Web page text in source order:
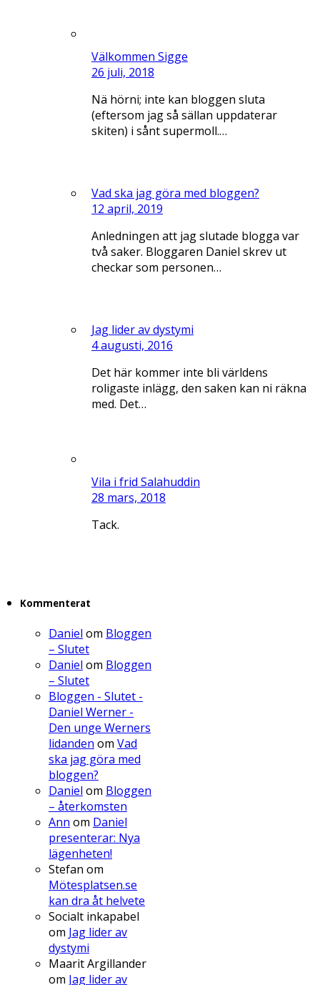
Välkommen Sigge
26 juli, 2018
Nä hörni; inte kan bloggen sluta
(eftersom jag så sällan uppdaterar
skiten) i sånt supermoll.…
Vad ska jag göra med bloggen?
12 april, 2019
Anledningen att jag slutade blogga var
två saker. Bloggaren Daniel skrev ut
checkar som personen…
Jag lider av dystymi
4 augusti, 2016
Det här kommer inte bli världens
roligaste inlägg, den saken kan ni räkna
med. Det…
Vila i frid Salahuddin
28 mars, 2018
Tack.
Kommenterat
Daniel om Bloggen
– Slutet
Daniel om Bloggen
– Slutet
Bloggen - Slutet -
Daniel Werner -
Den unge Werners
lidanden om Vad
ska jag göra med
bloggen?
Daniel om Bloggen
– återkomsten
Ann om Daniel
presenterar: Nya
lägenheten!
Stefan om
Mötesplatsen.se
kan dra åt helvete
Socialt inkapabel
om Jag lider av
dystymi
Maarit Argillander
om Jag lider av